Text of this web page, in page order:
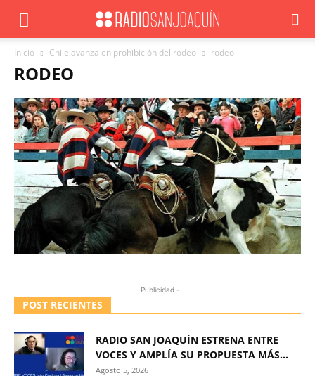
Inicio Chile avanza en prohibición del rodeo rodeo
RODEO
- Publicidad -
POST RECIENTES
RADIO SAN JOAQUÍN ESTRENA ENTRE
VOCES Y AMPLÍA SU PROPUESTA MÁS...
Agosto 5, 2026